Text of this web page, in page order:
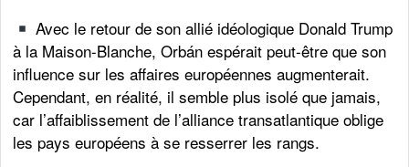
Avec le retour de son allié idéologique Donald Trump
à la Maison-Blanche, Orbán espérait peut-être que son
influence sur les affaires européennes augmenterait.
Cependant, en réalité, il semble plus isolé que jamais,
car l’affaiblissement de l’alliance transatlantique oblige
les pays européens à se resserrer les rangs.